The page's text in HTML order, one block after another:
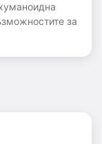
за